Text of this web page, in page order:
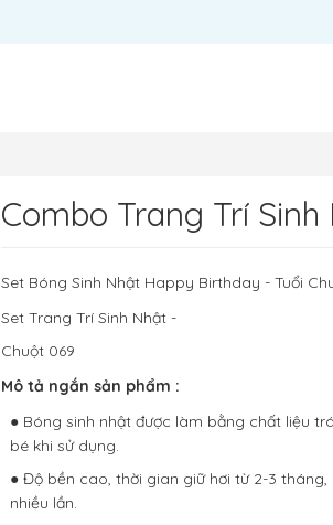
Combo Trang Trí
Set Bóng Sinh Nhật Happy Birthday - Tuổi
Set Trang Trí Sinh Nhật -
Chuột 069
Mô tả ngắn sản phẩm :
● Bóng sinh nhật được làm bằng chất liệu
bé khi sử dụng.
● Độ bền cao, thời gian giữ hơi từ 2-3
nhiều lần.